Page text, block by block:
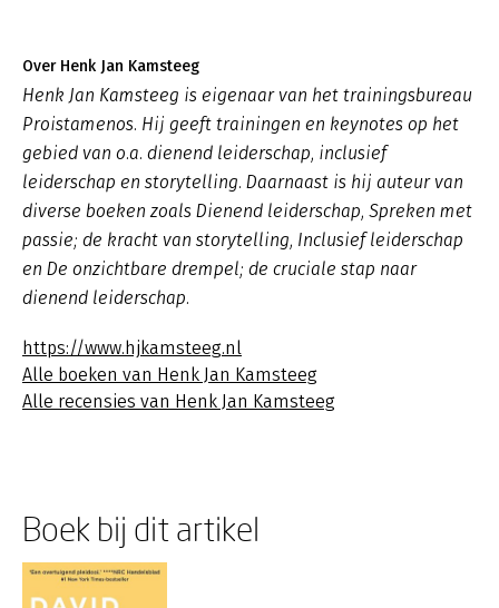
Over Henk Jan Kamsteeg
Henk Jan Kamsteeg is eigenaar van het trainingsbureau
Proistamenos. Hij geeft trainingen en keynotes op het
gebied van o.a. dienend leiderschap, inclusief
leiderschap en storytelling. Daarnaast is hij auteur van
diverse boeken zoals Dienend leiderschap, Spreken met
passie; de kracht van storytelling, Inclusief leiderschap
en De onzichtbare drempel; de cruciale stap naar
dienend leiderschap.
https://www.hjkamsteeg.nl
Alle boeken van Henk Jan Kamsteeg
Alle recensies van Henk Jan Kamsteeg
Boek bij dit artikel